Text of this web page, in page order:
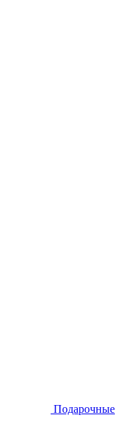
Подарочные